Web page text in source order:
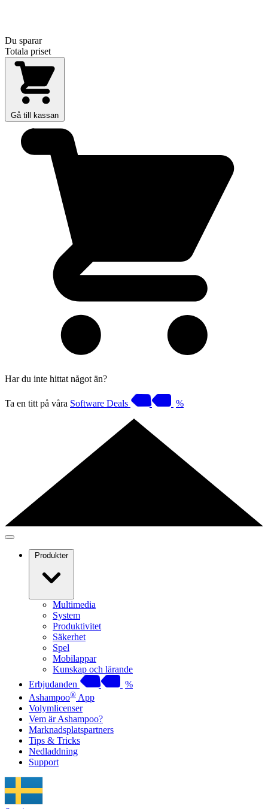
Du sparar
Totala priset
Gå till kassan
Har du inte hittat något än?
Ta en titt på våra Software Deals %
Produkter
Multimedia
System
Produktivitet
Säkerhet
Spel
Mobilappar
Kunskap och lärande
Erbjudanden
%
Ashampoo® App
Volymlicenser
Vem är Ashampoo?
Marknadsplatspartners
Tips & Tricks
Nedladdning
Support